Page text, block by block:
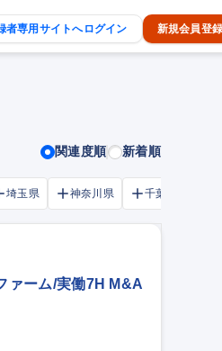
者専用サイトへログイン 新規会員登録
関連度順 新着順
埼玉県 神奈川県 千葉市
ァーム/実働7H M&A